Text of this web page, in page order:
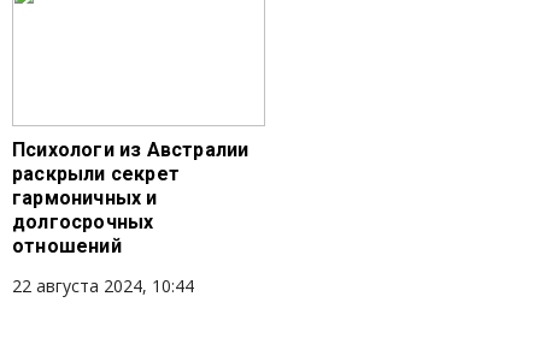
Психологи из Австралии
раскрыли секрет
гармоничных и
долгосрочных
отношений
22 августа 2024, 10:44